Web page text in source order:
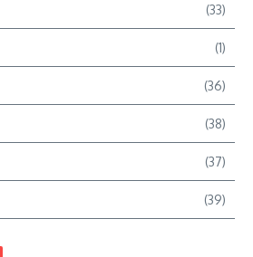
(33)
(1)
(36)
(38)
(37)
(39)